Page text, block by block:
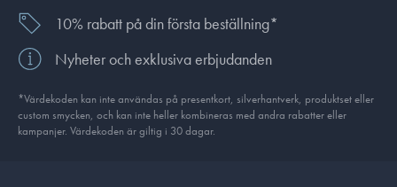
10% rabatt på din första beställning*
Nyheter och exklusiva erbjudanden
*Värdekoden kan inte användas på presentkort, silverhantverk, produkt­set eller
custom smycken, och kan inte heller kombineras med andra rabatter eller
kampanjer. Värdekoden är giltig i 30 dagar.